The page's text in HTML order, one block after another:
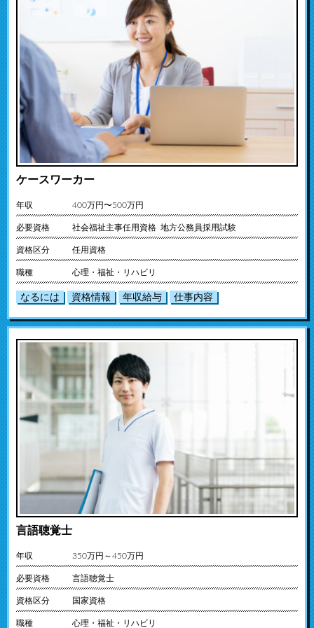
ケースワーカー
年収 400万円〜500万円
必要資格 社会福祉主事任用資格 地方公務員採用試験
資格区分 任用資格
職種 心理・福祉・リハビリ
なるには 資格情報 年収給与 仕事内容
言語聴覚士
年収 350万円～450万円
必要資格 言語聴覚士
資格区分 国家資格
職種 心理・福祉・リハビリ